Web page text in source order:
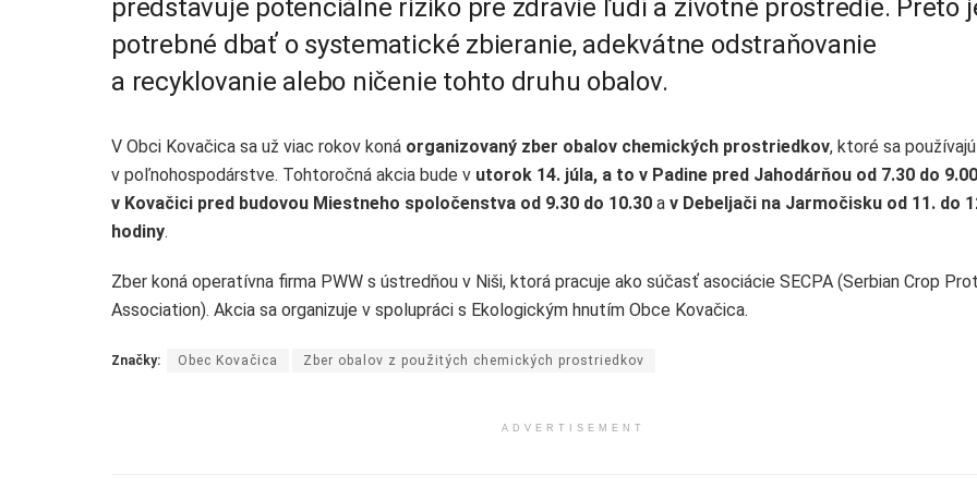
predstavuje potenciálne riziko pre zdravie ľudí a životné prostredie. Preto
potrebné dbať o systematické zbieranie, adekvátne odstraňovanie
a recyklovanie alebo ničenie tohto druhu obalov.
V Obci Kovačica sa už viac rokov koná organizovaný zber obalov chemických prostriedkov, ktoré sa používajú
v poľnohospodárstve. Tohtoročná akcia bude v utorok 14. júla, a to v Padine pred Jahodárňou od 7.30 do 9.00
v Kovačici pred budovou Miestneho spoločenstva od 9.30 do 10.30 a v Debeljači na Jarmočisku od 11. do
hodiny.
Zber koná operatívna firma PWW s ústredňou v Niši, ktorá pracuje ako súčasť asociácie SECPA (Serbian Crop
Association). Akcia sa organizuje v spolupráci s Ekologickým hnutím Obce Kovačica.
Značky: Obec Kovačica Zber obalov z použitých chemických prostriedkov
ADVERTISEMENT